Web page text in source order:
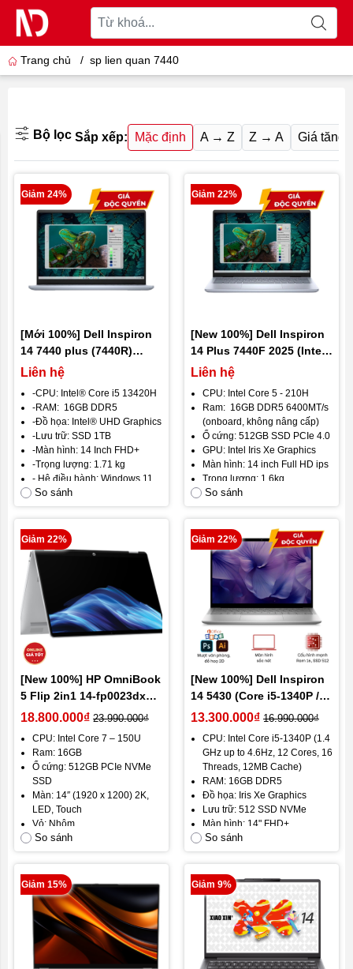
Trang chủ / sp lien quan 7440
Bộ lọc Sắp xếp: Mặc định A → Z Z → A Giá tăng
Giảm 24%
[Mới 100%] Dell Inspiron
14 7440 plus (7440R)
(Core i5-13420H / Ram
FHD+)
Liên hệ
-CPU: Intel® Core i5 13420H
-RAM: 16GB DDR5
-Đồ họa: Intel® UHD Graphics
-Lưu trữ: SSD 1TB
-Màn hình: 14 Inch FHD+
-Trọng lượng: 1.71 kg
- Hệ điều hành: Windows 11
- Pin: 4 cell - 54 WHr
So sánh
Giảm 22%
[New 100%] Dell Inspiron
14 Plus 7440F 2025 (Intel
Core 5 – 210H/ Ram 16GB/
FHD ips)
Liên hệ
CPU: Intel Core 5 - 210H
Ram: 16GB DDR5 6400MT/s
(onboard, không nâng cấp)
Ổ cứng: 512GB SSD PCIe 4.0
GPU: Intel Iris Xe Graphics
Màn hình: 14 inch Full HD ips
Trọng lượng: 1,6kg
So sánh
Giảm 22%
[New 100%] HP OmniBook
5 Flip 2in1 14-fp0023dx
(Core 7 150U/ Ram 16GB/
2K Touch)
18.800.000₫ 23.990.000₫
CPU: Intel Core 7 – 150U
Ram: 16GB
Ổ cứng: 512GB PCIe NVMe
SSD
Màn: 14″ (1920 x 1200) 2K,
LED, Touch
Vỏ: Nhôm
So sánh
Giảm 22%
[New 100%] Dell Inspiron
14 5430 (Core i5-1340P /
16GB / 512GB / Iris Xe
2,5K)
13.300.000₫ 16.990.000₫
CPU: Intel Core i5-1340P (1.4
GHz up to 4.6Hz, 12 Cores, 16
Threads, 12MB Cache)
RAM: 16GB DDR5
Đồ họa: Iris Xe Graphics
Lưu trữ: 512 SSD NVMe
Màn hình: 14" FHD+
(1920x1200, 16:10)
Trọng lượng: 1.55 kg
Hệ điều hành: Windows 11
Pin: 54Wh - 4 cell
So sánh
Giảm 15% Giảm 9%